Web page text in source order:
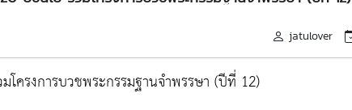
jatulover
ครงการบวชพระกรรมฐานจำพรรษา (ปีที่ 12)